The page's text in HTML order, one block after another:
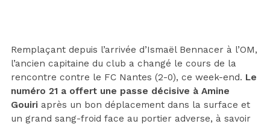
Remplaçant depuis l’arrivée d’Ismaël Bennacer à l’OM,
l’ancien capitaine du club a changé le cours de la
rencontre contre le FC Nantes (2-0), ce week-end. Le
numéro 21 a offert une passe décisive à Amine
Gouiri après un bon déplacement dans la surface et
un grand sang-froid face au portier adverse, à savoir